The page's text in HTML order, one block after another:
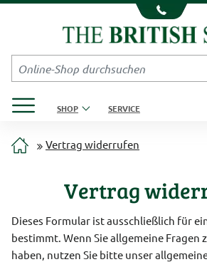
Kompletten Head der Seite überspringen
SHOP SERVICE
Vertrag widerrufen
Vertrag
Dieses Formular ist ausschließlich für
bestimmt. Wenn Sie allgemeine Fragen
haben, nutzen Sie bitte unser